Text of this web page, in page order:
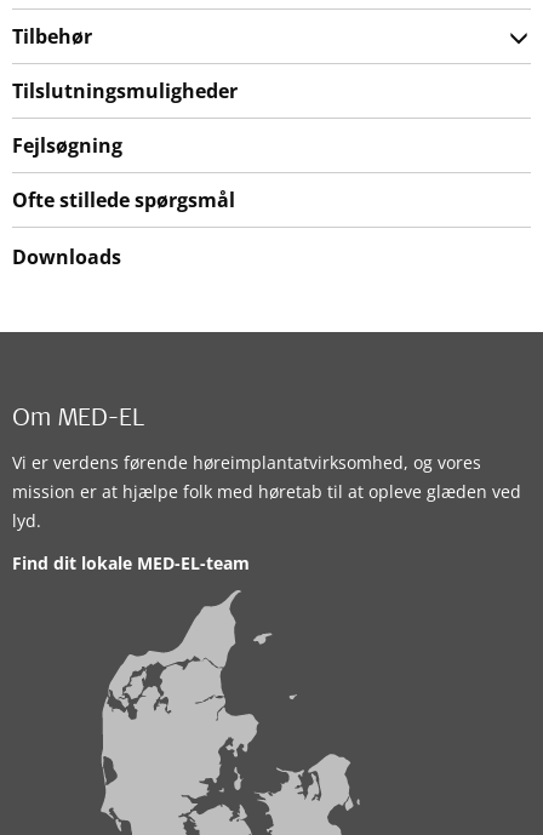
Tilbehør
Tilslutningsmuligheder
Fejlsøgning
Ofte stillede spørgsmål
Downloads
Om MED-EL
Vi er verdens førende høreimplantatvirksomhed, og vores
mission er at hjælpe folk med høretab til at opleve glæden ved
lyd.
Find dit lokale MED-EL-team